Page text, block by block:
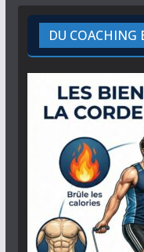
DU COACHING